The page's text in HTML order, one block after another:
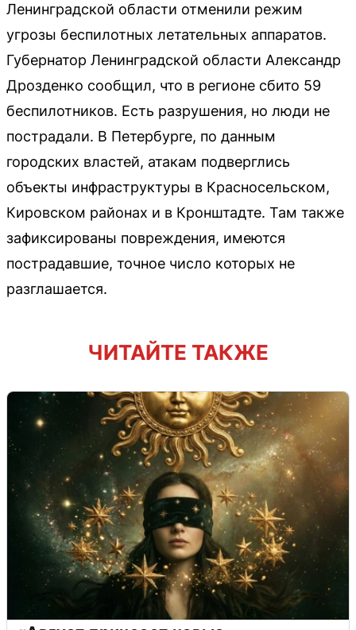
Ленинградской области отменили режим
угрозы беспилотных летательных аппаратов.
Губернатор Ленинградской области Александр
Дрозденко сообщил, что в регионе сбито 59
беспилотников. Есть разрушения, но люди не
пострадали. В Петербурге, по данным
городских властей, атакам подверглись
объекты инфраструктуры в Красносельском,
Кировском районах и в Кронштадте. Там также
зафиксированы повреждения, имеются
пострадавшие, точное число которых не
разглашается.
ЧИТАЙТЕ ТАКЖЕ